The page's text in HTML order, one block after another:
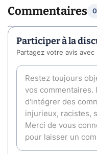
Commentaires 0
Participer à la
Partagez votre avis